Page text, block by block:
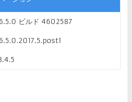
ビルド 4602587